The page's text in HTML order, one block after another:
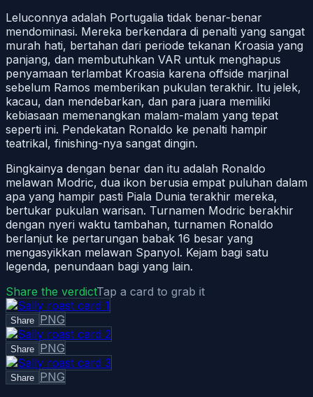
Leluconnya adalah Portugalia tidak benar-benar
mendominasi. Mereka berkendara di penalti yang sangat
murah hati, bertahan dari periode tekanan Kroasia yang
panjang, dan membutuhkan VAR untuk menghapus
penyamaan terlambat Kroasia karena offside marjinal
sebelum Ramos memberikan pukulan terakhir. Itu jelek,
kacau, dan mendebarkan, dan para juara memiliki
kebiasaan memenangkan malam-malam yang tepat
seperti ini. Pendekatan Ronaldo ke penalti hampir
teatrikal, finishing-nya sangat dingin.
Bingkainya dengan benar dan itu adalah Ronaldo
melawan Modric, dua ikon berusia empat puluhan dalam
apa yang hampir pasti Piala Dunia terakhir mereka,
bertukar pukulan warisan. Turnamen Modric berakhir
dengan nyeri waktu tambahan, turnamen Ronaldo
berlanjut ke pertarungan babak 16 besar yang
mengasyikkan melawan Spanyol. Kejam bagi satu
legenda, penundaan bagi yang lain.
Share the verdictTap a card to grab it
Share PNG
Share PNG
Share PNG